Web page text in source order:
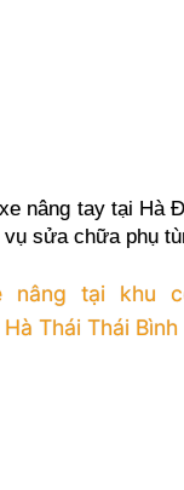
nâng tay tại Hà
vụ sửa chữa phụ